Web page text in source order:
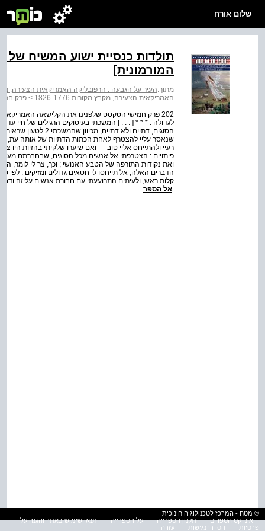
שלום אורח
תולדות כנסיית ישוע המשיח של
המורמונית]
מתוך:העיר על הגבעה : הרפובליקה האמריקאית הצעירה, מקבץ
האמריקאית הצעירה, מקבץ מקורות 1826-1776
> פרק
202 פרק חמישי הטקסט שלפנינו את הקלישאה
שנאסר עליי להצטרף לאחת הכתות הדתיות של אותה עת,
רעיי ולהתייחס אליי טוב — ואם שיערו שלקיתי בהזיות היו
פיתויים : הצטרפתי אל אנשים מכל הסוגים, שבחברתם
ואת נקודות התורפה של הטבע האנושי ; וכך, צר לי לומר,
הדברים האלה, אל תייחסו לי חטאים גדולים ומזיקים . לפי
קלות ראש, ולעיתים התרועעתי עם חבורת אנשים עליזה
אל הספר
© מטח - המרכז לטכנולוגיה חינוכית
אינדקס הספרים
תקנון הספרייה על הספרייה
תנאי שימוש באתר והגנה על
פרטיות
הסדרי נגישות עזרה